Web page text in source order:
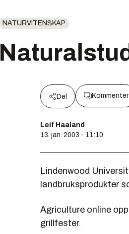
NATURVITENSKAP
Del Kommenter
Leif Haaland
13. jan. 2003 - 11:10
Lindenwood
landbruksprodukter
Agriculture online
grillfester.